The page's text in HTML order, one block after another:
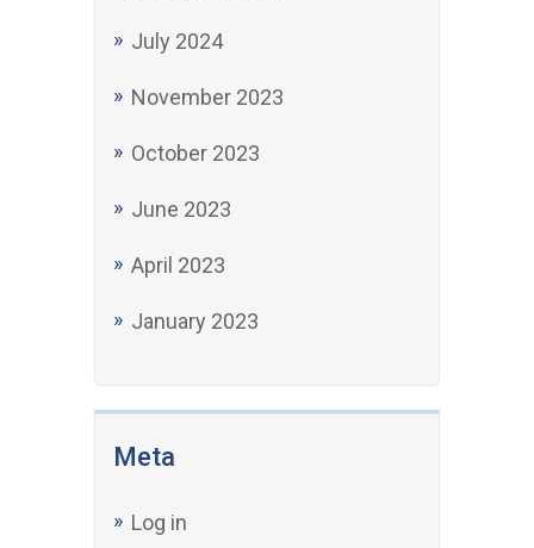
July 2024
November 2023
October 2023
June 2023
April 2023
January 2023
Meta
Log in